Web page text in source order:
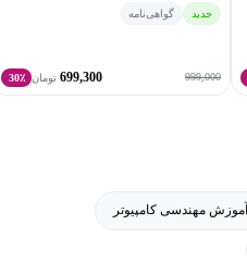
جدید گواهی‌نامه
999,000
699,300 تومان 30٪
آموزش مهندسی کامپیوتر